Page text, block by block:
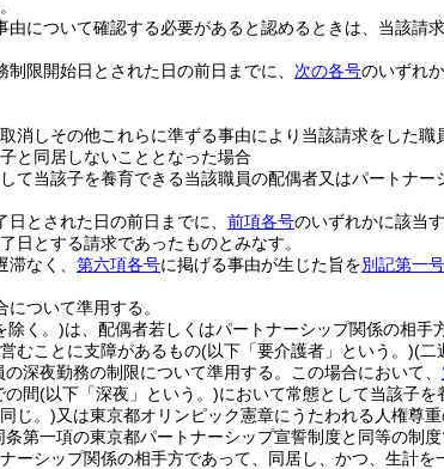
について確認する必要があると認めるときは、当該請
限開始日とされた日の前日までに、 次の各号のいずれ
消しその他これらに準ずる事由により当該請求をした職
と同居しないこととなった場合
て当該子を養育できる当該職員の配偶者又はパートナ
とされた日の前日までに、 前項各号のいずれかに該当
日とする請求であったものとみなす。
なく、 第六項各号に掲げる事由が生じた旨を別記第一
ついて準用する。
除く。)は、配偶者若しくはパートナーシップ関係の相
むことに支障があるもの(以下「要介護者」という。)(二
深夜勤務の制限について準用する。 この場合において、
の間(以下「深夜」という。)において常態として当該子
じ。)又は東京都オリンピック憲章にうたわれる人権尊
第一項の東京都パートナーシップ宣誓制度と同等の制
ーシップ関係の相手方であって、同居し、かつ、生計を